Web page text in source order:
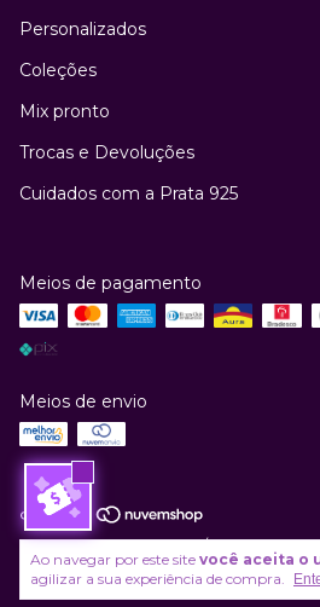
Ao navegar por este site você aceita o
agilizar a sua experiência de compra.
Personalizados
Coleções
Mix pronto
Trocas e Devoluções
Cuidados com a Prata 925
Meios de pagamento
Meios de envio
Copyright Kundalini Joias / Thaynara
Todos os direitos reservados.